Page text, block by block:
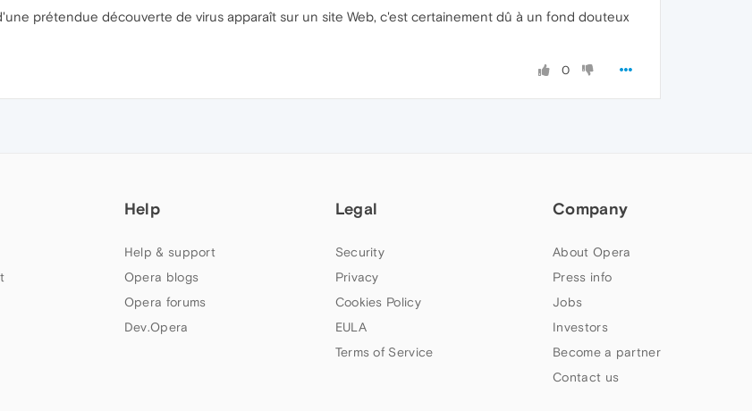
prétendue découverte de virus apparaît sur un site Web, c'est certainement dû à un fond douteux
0
Help
Help & support
Opera blogs
Opera forums
Dev.Opera
Legal
Security
Privacy
Cookies Policy
EULA
Terms of Service
Company
About Opera
Press info
Jobs
Investors
Become a partner
Contact us